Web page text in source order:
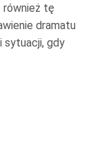
również tę
dramatu
sytuacji, gdy